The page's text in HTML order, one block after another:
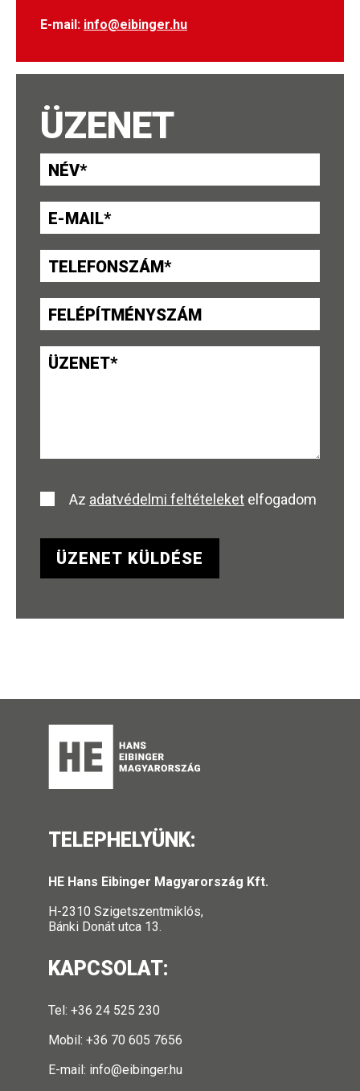
E-mail: info@eibinger.hu
ÜZENET
Az adatvédelmi feltételeket elfogadom
ÜZENET KÜLDÉSE
TELEPHELYÜNK:
HE Hans Eibinger Magyarország Kft.
H-2310 Szigetszentmiklós,
Bánki Donát utca 13.
KAPCSOLAT:
Tel: +36 24 525 230
Mobil: +36 70 605 7656
E-mail: info@eibinger.hu